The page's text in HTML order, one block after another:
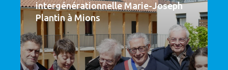
intergénérationnelle Marie-Joseph
Plantin à Mions